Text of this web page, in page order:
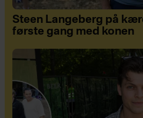
Steen Langeberg på
første gang med konen